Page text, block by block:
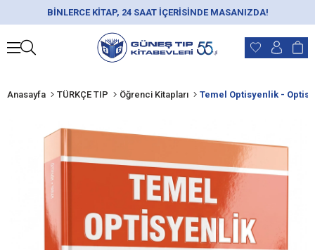
BİNLERCE KİTAP, 24 SAAT İÇERİSİNDE MASANIZDA!
Anasayfa TÜRKÇE TIP Öğrenci Kitapları Temel Optisyenlik -